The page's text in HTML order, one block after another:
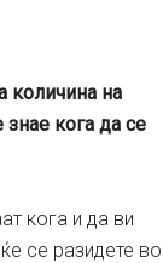
количина на
знае кога да се
кога и да ви
се разидете во